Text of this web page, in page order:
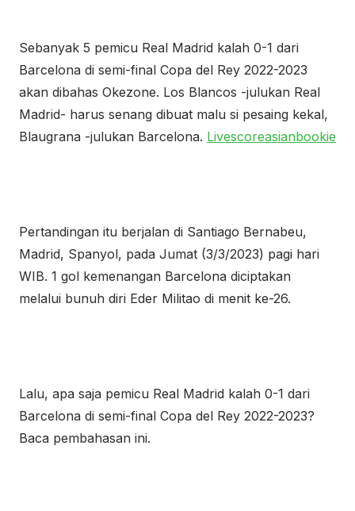
Sebanyak 5 pemicu Real Madrid kalah 0-1 dari
Barcelona di semi-final Copa del Rey 2022-2023
akan dibahas Okezone. Los Blancos -julukan Real
Madrid- harus senang dibuat malu si pesaing kekal,
Blaugrana -julukan Barcelona. Livescoreasianbookie
Pertandingan itu berjalan di Santiago Bernabeu,
Madrid, Spanyol, pada Jumat (3/3/2023) pagi hari
WIB. 1 gol kemenangan Barcelona diciptakan
melalui bunuh diri Eder Militao di menit ke-26.
Lalu, apa saja pemicu Real Madrid kalah 0-1 dari
Barcelona di semi-final Copa del Rey 2022-2023?
Baca pembahasan ini.